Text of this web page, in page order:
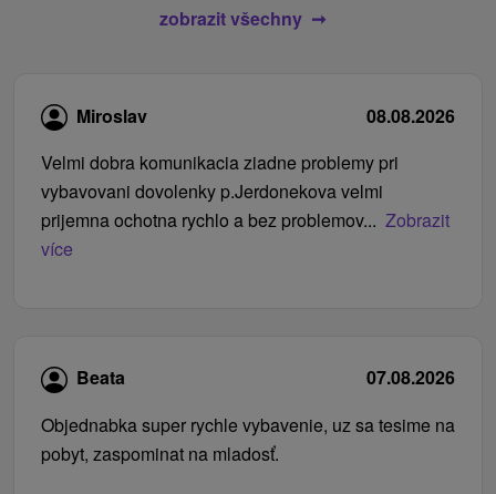
zobrazit všechny
Miroslav
08.08.2026
Velmi dobra komunikacia ziadne problemy pri
vybavovani dovolenky p.Jerdonekova velmi
prijemna ochotna rychlo a bez problemov... Zobrazit
více
Beata
07.08.2026
Objednabka super rychle vybavenie, uz sa tesime na
pobyt, zaspominat na mladosť.